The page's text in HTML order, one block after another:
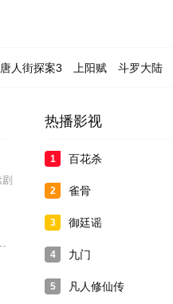
唐人街探案3 上阳赋 斗罗大陆
热播影视
1 百花杀
2 雀骨
3 御廷谣
4 九门
5 凡人修仙传